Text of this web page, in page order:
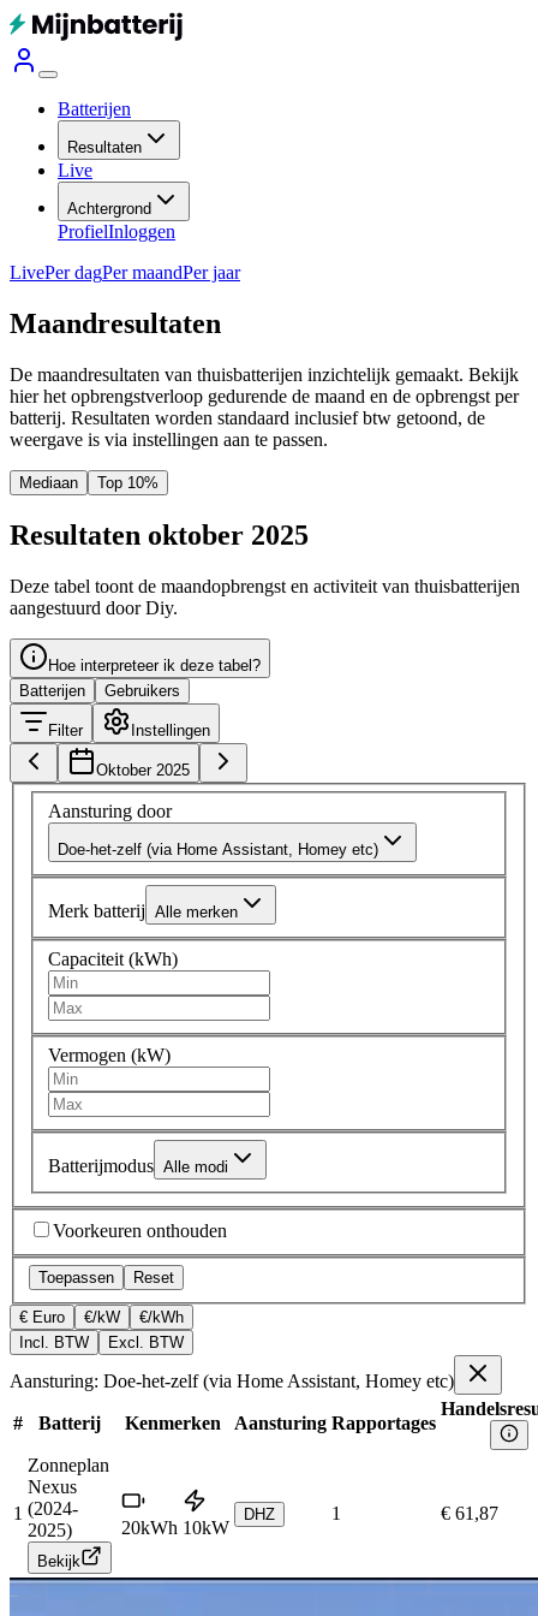
Batterijen
Resultaten
Live
Achtergrond
ProfielInloggen
LivePer dagPer maandPer jaar
Maandresultaten
De maandresultaten van thuisbatterijen inzichtelijk gemaakt. Bekijk
hier het opbrengstverloop gedurende de maand en de opbrengst per
batterij. Resultaten worden standaard inclusief btw getoond, de
weergave is via instellingen aan te passen.
Mediaan Top 10%
Resultaten oktober 2025
Deze tabel toont de maandopbrengst en activiteit van thuisbatterijen
aangestuurd door Diy.
Hoe interpreteer ik deze tabel?
Batterijen
Gebruikers
Filter Instellingen
Oktober 2025
Aansturing door
Doe-het-zelf (via Home Assistant, Homey etc)
Merk batterij Alle merken
Capaciteit (kWh)
Vermogen (kW)
Batterijmodus Alle modi
Voorkeuren onthouden
Toepassen Reset
€ Euro €/kW
€/kWh
Incl. BTW
Excl. BTW
Aansturing: Doe-het-zelf (via Home Assistant, Homey etc)
# Batterij Kenmerken Aansturing Rapportages
1
Zonneplan
Nexus
(2024-
2025)
Bekijk
20kWh 10kW
DHZ 1 € 61,87